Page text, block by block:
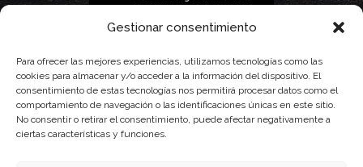
Gestionar consentimiento
Para ofrecer las mejores experiencias, utilizamos tecnologías como las
cookies para almacenar y/o acceder a la información del dispositivo. El
consentimiento de estas tecnologías nos permitirá procesar datos como el
comportamiento de navegación o las identificaciones únicas en este sitio.
No consentir o retirar el consentimiento, puede afectar negativamente a
ciertas características y funciones.
La gestión de la DOP Lanzarote realizada por este Consejo Regulador es financiada,
con fondos provenientes del presupuesto de gastos del Instituto Canario de
Calidad Agroalimentaria